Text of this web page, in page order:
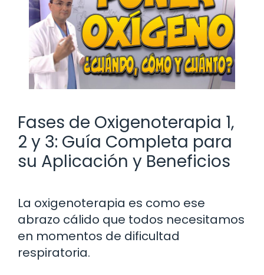
Fases de Oxigenoterapia 1,
2 y 3: Guía Completa para
su Aplicación y Beneficios
La oxigenoterapia es como ese
abrazo cálido que todos necesitamos
en momentos de dificultad
respiratoria.